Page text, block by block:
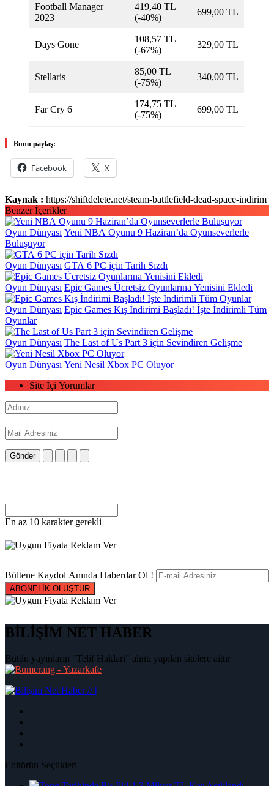
Football Manager
2023
419,40 TL
(-40%)
699,00 TL
Days Gone
108,57 TL
(-67%)
329,00 TL
Stellaris
85,00 TL
(-75%)
340,00 TL
Far Cry 6
174,75 TL
(-75%)
699,00 TL
Bunu paylaş:
Facebook X
Kaynak : https://shiftdelete.net/steam-battlefield-dead-space-indirim
Benzer İçerikler
Oyun Dünyası Yeni NBA Oyunu 9 Haziran’da Oyunseverlerle
Buluşuyor
Oyun Dünyası GTA 6 PC için Tarih Sızdı
Oyun Dünyası Epic Games Ücretsiz Oyunlarına Yenisini Ekledi
Oyun Dünyası Epic Games Kış İndirimi Başladı! İşte İndirimli Tüm
Oyunlar
Oyun Dünyası The Last of Us Part 3 için Sevindiren Gelişme
Oyun Dünyası Yeni Nesil Xbox PC Oluyor
Site İçi Yorumlar
Gönder
En az 10 karakter gerekli
Bültene Kaydol Anında Haberdar Ol !
ABONELİK OLUŞTUR
BİLİŞİM NET HABER
Bütün yayınların "Telif Hakları" alıntı yapılan sitelere aittir
|
Editörün Seçtikleri